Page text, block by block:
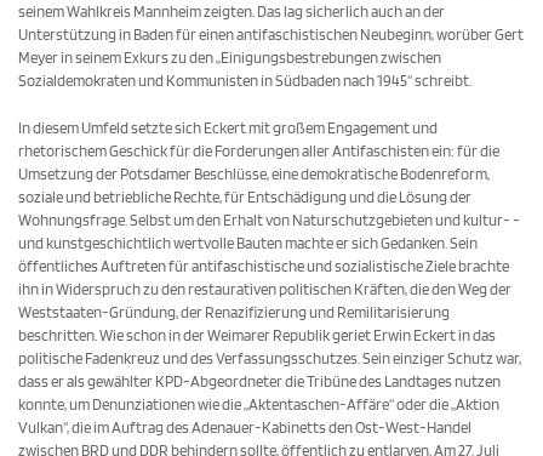
seinem Wahlkreis Mannheim zeigten. Das lag sicherlich auch an der
Unterstützung in Baden für einen antifaschistischen Neubeginn, worüber Gert
Meyer in seinem Exkurs zu den „Einigungsbestrebungen zwischen
Sozialdemo­kraten und Kommunisten in Südbaden nach 1945“ schreibt.
In diesem Umfeld setzte sich Eckert mit großem Engagement und
rhetorischem Geschick für die For­derungen aller Antifaschisten ein: für die
Umsetzung der Potsdamer Beschlüsse, eine demokratische Boden­reform,
soziale und betriebliche Rechte, für Entschä­digung und die Lösung der
Wohnungsfrage. Selbst um den Erhalt von Naturschutzgebieten und kultur- ­
und kunstgeschichtlich wertvolle Bauten machte er sich Gedanken. Sein
öffentliches Auftreten für antifaschistische und sozialistische Ziele brachte
ihn in Widerspruch zu den restaurativen politischen Kräften, die den Weg der
Weststaaten-Gründung, der Renazifizierung und Remilitarisierung
beschritten. Wie schon in der Weimarer Republik geriet Erwin Eckert in das
politische Fadenkreuz und des Ver­fassungsschutzes. Sein einziger Schutz war,
dass er als gewählter KPD-Abgeordneter die Tribüne des Landtages nutzen
konnte, um Denunzia­tionen wie die „Aktentaschen-Affäre“ oder die „Aktion
Vulkan“, die im Auftrag des Adenauer-Kabinetts den Ost-West-Handel
zwischen BRD und DDR behindern sollte, öffentlich zu entlarven. Am 27. Juli